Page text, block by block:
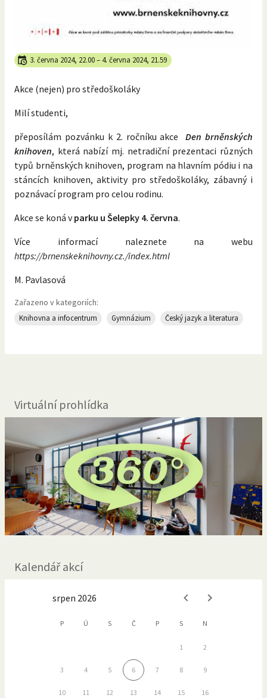
3. června 2024, 22.00–4. června 2024, 21.59
Akce (nejen) pro středoškoláky
Milí studenti,
přeposílám pozvánku k 2. ročníku akceDen brněnských
knihoven, která nabízí mj. netradiční prezentaci různých
typů brněnských knihoven, program na hlavním pódiu i na
stáncích knihoven, aktivity pro středoškoláky, zábavný i
poznávací program pro celou rodinu.
Akce se koná vparku u Šelepky 4. června.
Více informací naleznete na webu
https://brnenskeknihovny.cz./index.html
M. Pavlasová
Zařazeno v kategoriích:
Knihovna a infocentrum Gymnázium Český jazyk a literatura
Virtuální prohlídka
Kalendář akcí
srpen 2026
P Ú S Č P S N
1 2
3 4 5 6 7 8 9
10 11 12 13 14 15 16